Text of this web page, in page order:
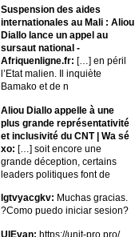
Suspension des aides
internationales au Mali : Aliou
Diallo lance un appel au
sursaut national -
Afriquenligne.fr: […] en péril
l’Etat malien. Il inquiète
Bamako et de n
Aliou Diallo appelle à une
plus grande représentativité
et inclusivité du CNT | Wa sé
xo: […] soit encore une
grande déception, certains
leaders politiques font de
lgtvyacgkv: Muchas gracias.
?Como puedo iniciar sesion?
UIEvan: https://unit-pro.pro/